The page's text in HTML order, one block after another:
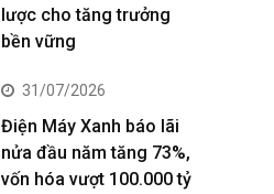
lược cho tăng trưởng
bền vững
31/07/2026
Điện Máy Xanh báo lãi
nửa đầu năm tăng 73%,
vốn hóa vượt 100.000 tỷ